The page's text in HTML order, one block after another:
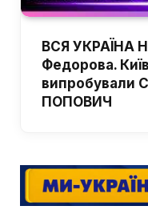
ВСЯ УКРАЇНА
Федорова.
випробували
ПОПОВИЧ